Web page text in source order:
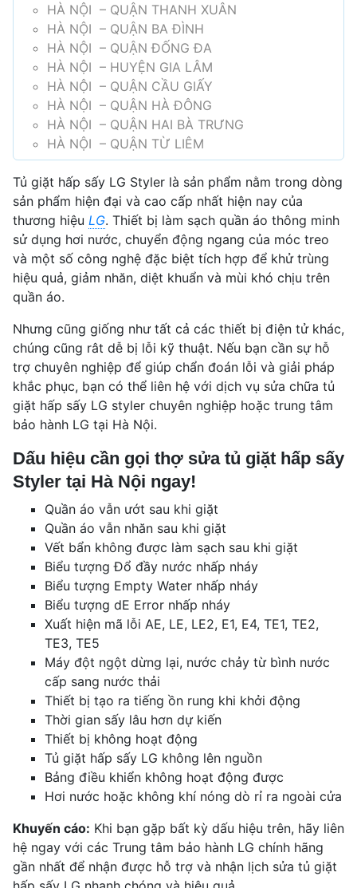
HÀ NỘI – QUẬN THANH XUÂN
HÀ NỘI – QUẬN BA ĐÌNH
HÀ NỘI – QUẬN ĐỐNG ĐA
HÀ NỘI – HUYỆN GIA LÂM
HÀ NỘI – QUẬN CẦU GIẤY
HÀ NỘI – QUẬN HÀ ĐÔNG
HÀ NỘI – QUẬN HAI BÀ TRƯNG
HÀ NỘI – QUẬN TỪ LIÊM
Tủ giặt hấp sấy LG Styler là sản phẩm nằm trong dòng
sản phẩm hiện đại và cao cấp nhất hiện nay của
thương hiệu LG. Thiết bị làm sạch quần áo thông minh
sử dụng hơi nước, chuyển động ngang của móc treo
và một số công nghệ đặc biệt tích hợp để khử trùng
hiệu quả, giảm nhăn, diệt khuẩn và mùi khó chịu trên
quần áo.
Nhưng cũng giống như tất cả các thiết bị điện tử khác,
chúng cũng rât dễ bị lỗi kỹ thuật. Nếu bạn cần sự hỗ
trợ chuyên nghiệp để giúp chẩn đoán lỗi và giải pháp
khắc phục, bạn có thể liên hệ với dịch vụ sửa chữa tủ
giặt hấp sấy LG styler chuyên nghiệp hoặc trung tâm
bảo hành LG tại Hà Nội.
Dấu hiệu cần gọi thợ sửa tủ giặt hấp sấy
Styler tại Hà Nội ngay!
Quần áo vẫn ướt sau khi giặt
Quần áo vẫn nhăn sau khi giặt
Vết bẩn không được làm sạch sau khi giặt
Biểu tượng Đổ đầy nước nhấp nháy
Biểu tượng Empty Water nhấp nháy
Biểu tượng dE Error nhấp nháy
Xuất hiện mã lỗi AE, LE, LE2, E1, E4, TE1, TE2,
TE3, TE5
Máy đột ngột dừng lại, nước chảy từ bình nước
cấp sang nước thải
Thiết bị tạo ra tiếng ồn rung khi khởi động
Thời gian sấy lâu hơn dự kiến
Thiết bị không hoạt động
Tủ giặt hấp sấy LG không lên nguồn
Bảng điều khiển không hoạt động được
Hơi nước hoặc không khí nóng dò rỉ ra ngoài cửa
Khuyến cáo: Khi bạn gặp bất kỳ dấu hiệu trên, hãy liên
hệ ngay với các Trung tâm bảo hành LG chính hãng
gần nhất để nhận được hỗ trợ và nhận lịch sửa tủ giặt